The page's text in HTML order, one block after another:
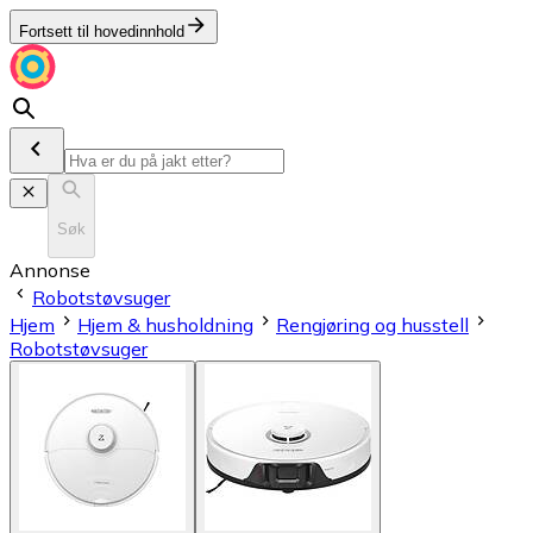
Fortsett til hovedinnhold
Søk
Annonse
Robotstøvsuger
Hjem
Hjem & husholdning
Rengjøring og husstell
Robotstøvsuger